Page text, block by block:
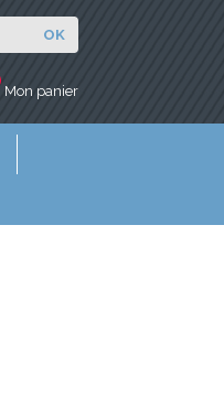
OK
Mon panier